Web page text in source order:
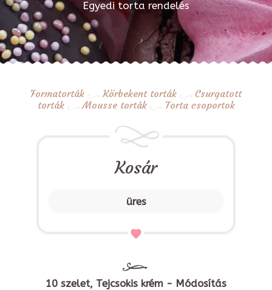
Egyedi torta rendelés
Formatorták Körbekent torták
Csurgatott
torták
Mousse torták Torta csoportok
Kosár
üres
10 szelet, Tejcsokis krém - Módosítás